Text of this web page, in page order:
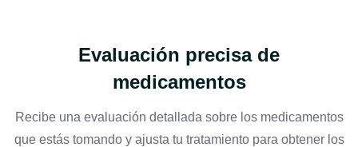
Evaluación precisa de
medicamentos
Recibe una evaluación detallada sobre los medicamentos
que estás tomando y ajusta tu tratamiento para obtener los